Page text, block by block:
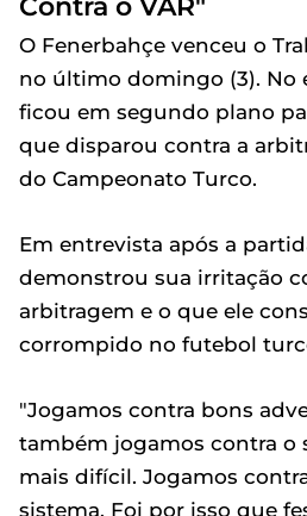
O Fenerbahçe venceu o
no último domingo (3). No
ficou em segundo plano
que disparou contra a
do Campeonato Turco.
Em entrevista após a
demonstrou sua irritação
arbitragem e o que ele
corrompido no futebol
"Jogamos contra bons
também jogamos contra o
mais difícil. Jogamos
sistema. Foi por isso que